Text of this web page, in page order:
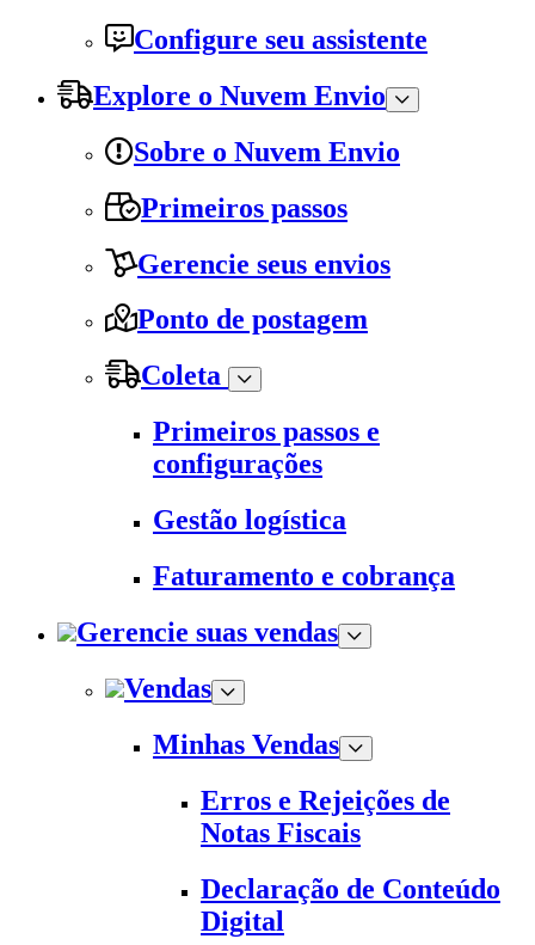
Configure seu assistente
Explore o Nuvem Envio
Sobre o Nuvem Envio
Primeiros passos
Gerencie seus envios
Ponto de postagem
Coleta
Primeiros passos e
configurações
Gestão logística
Faturamento e cobrança
Gerencie suas vendas
Vendas
Minhas Vendas
Erros e Rejeições de
Notas Fiscais
Declaração de Conteúdo
Digital